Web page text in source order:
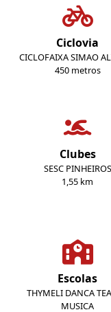
Ciclovia
CICLOFAIXA SIMAO
450 metros
Clubes
SESC PINHEIROS
1,55 km
Escolas
THYMELI DANCA
MUSICA